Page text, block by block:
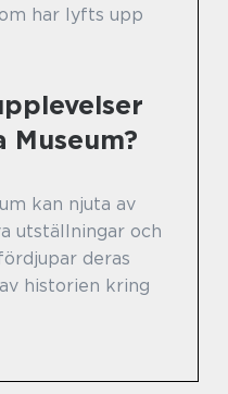
har lyfts upp
Museum?
kan njuta av
utställningar och
deras
historien kring